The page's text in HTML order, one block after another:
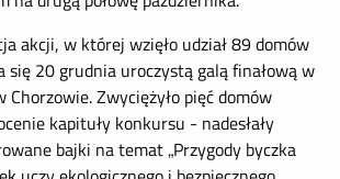
akcji, w której wzięło udział 89 domów
się 20 grudnia uroczystą galą finałową w
Zwyciężyło pięć domów
kapituły konkursu - nadesłały
bajki na temat „Przygody byczka